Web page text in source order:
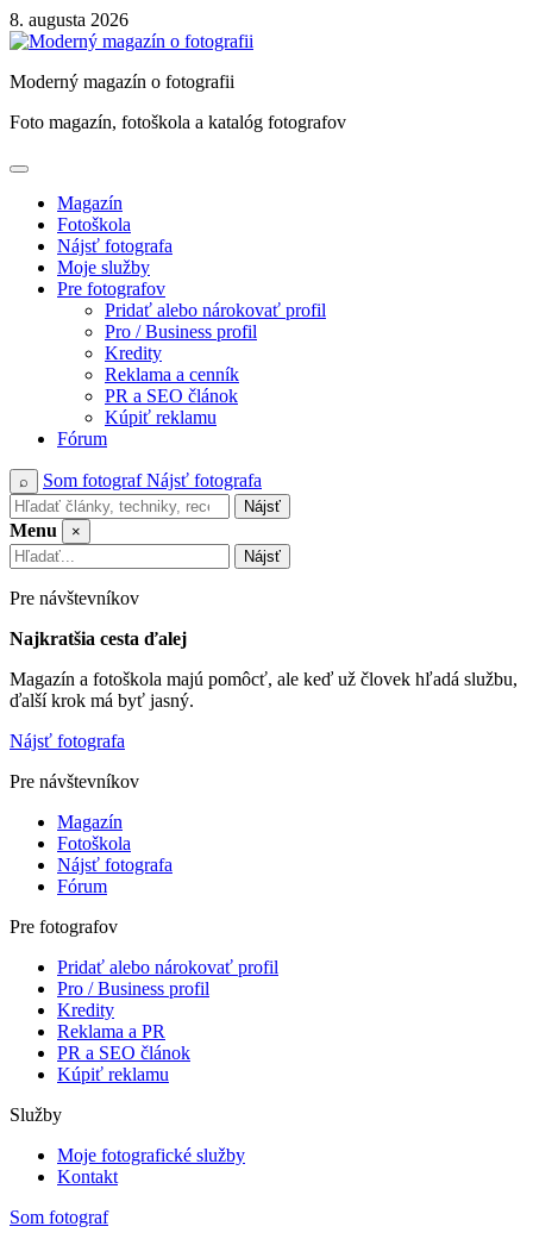
Skip
to
8. augusta 2026
Moderný magazín o fotografii
Foto magazín, fotoškola a katalóg fotografov
Magazín
Fotoškola
Nájsť fotografa
Moje služby
Pre fotografov
Pridať alebo nárokovať profil
Pro / Business profil
Kredity
Reklama a cenník
PR a SEO článok
Kúpiť reklamu
Fórum
⌕ Som fotografNájsť fotografa
Nájsť
Menu
×
Nájsť
Pre návštevníkov
Najkratšia cesta ďalej
Magazín a fotoškola majú pomôcť, ale keď už človek hľadá službu,
ďalší krok má byť jasný.
Nájsť fotografa
Pre návštevníkov
Magazín
Fotoškola
Nájsť fotografa
Fórum
Pre fotografov
Pridať alebo nárokovať profil
Pro / Business profil
Kredity
Reklama a PR
PR a SEO článok
Kúpiť reklamu
Služby
Moje fotografické služby
Kontakt
Som fotograf